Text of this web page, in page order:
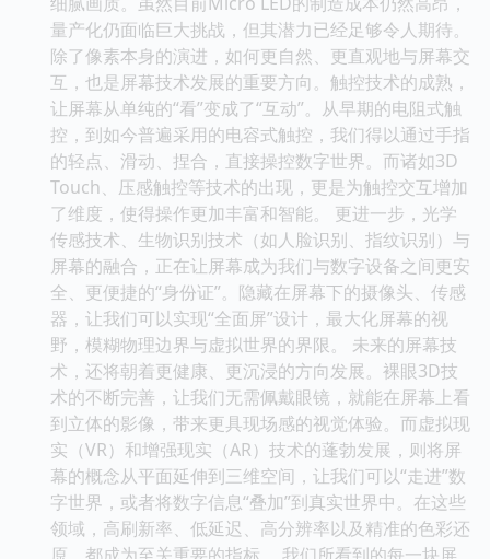
量产化仍面临巨大挑战，但其潜力已经足够令人期待。
除了像素本身的演进，如何更自然、更直观地与屏幕交
互，也是屏幕技术发展的重要方向。触控技术的成熟，
让屏幕从单纯的“看”变成了“互动”。从早期的电阻式触
控，到如今普遍采用的电容式触控，我们得以通过手指
的轻点、滑动、捏合，直接操控数字世界。而诸如3D
Touch、压感触控等技术的出现，更是为触控交互增加
了维度，使得操作更加丰富和智能。 更进一步，光学
传感技术、生物识别技术（如人脸识别、指纹识别）与
屏幕的融合，正在让屏幕成为我们与数字设备之间更安
全、更便捷的“身份证”。隐藏在屏幕下的摄像头、传感
器，让我们可以实现“全面屏”设计，最大化屏幕的视
野，模糊物理边界与虚拟世界的界限。 未来的屏幕技
术，还将朝着更健康、更沉浸的方向发展。裸眼3D技
术的不断完善，让我们无需佩戴眼镜，就能在屏幕上看
到立体的影像，带来更具现场感的视觉体验。而虚拟现
实（VR）和增强现实（AR）技术的蓬勃发展，则将屏
幕的概念从平面延伸到三维空间，让我们可以“走进”数
字世界，或者将数字信息“叠加”到真实世界中。在这些
领域，高刷新率、低延迟、高分辨率以及精准的色彩还